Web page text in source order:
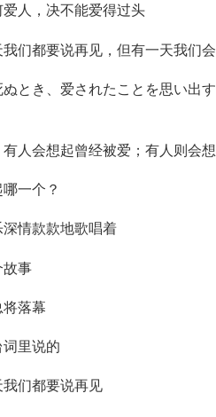
爱人 ，决不能爱得过头
都要说再见，但有一天我们
ぬとき、爱されたことを思い出
会想起曾经被爱；有人则会想
一个？
深情款款地歌唱着
事
落幕
里说的
们都要说再见